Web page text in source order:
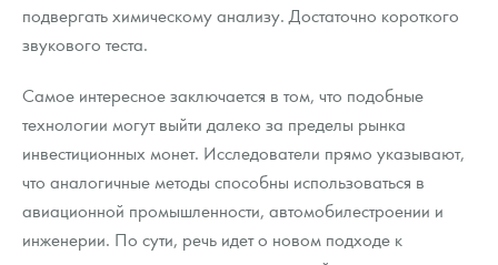
подвергать химическому анализу. Достаточно короткого
звукового теста.
Самое интересное заключается в том, что подобные
технологии могут выйти далеко за пределы рынка
инвестиционных монет. Исследователи прямо указывают,
что аналогичные методы способны использоваться в
авиационной промышленности, автомобилестроении и
инженерии. По сути, речь идет о новом подходе к